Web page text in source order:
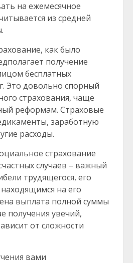
на ежемесячное
из средней
как было
получение
бесплатных
Это довольно спорный
страхования, чаще
реформам. Страховые
заработную
расходы.
страхование
случаев – важный
трудящегося, его
на его
выплата полной суммы
получения увечий,
от сложности
вами